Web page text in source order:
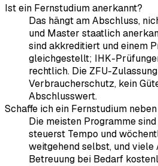
Ist ein Fernstudium anerkannt?
Das hängt am Abschluss,
und Master staatlich
sind akkreditiert und einem
gleichgestellt; IHK-
rechtlich. Die ZFU-
Verbraucherschutz, kein
Abschlusswert.
Schaffe ich ein Fernstudium
Die meisten Programme
steuerst Tempo und
weitgehend selbst, und
Betreuung bei Bedarf